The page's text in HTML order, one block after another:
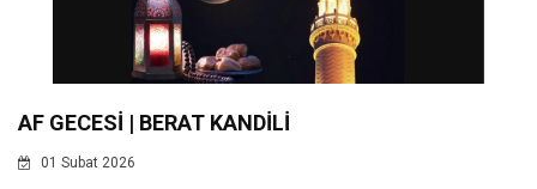
AF GECESİ | BERAT KANDİLİ
01 Subat 2026